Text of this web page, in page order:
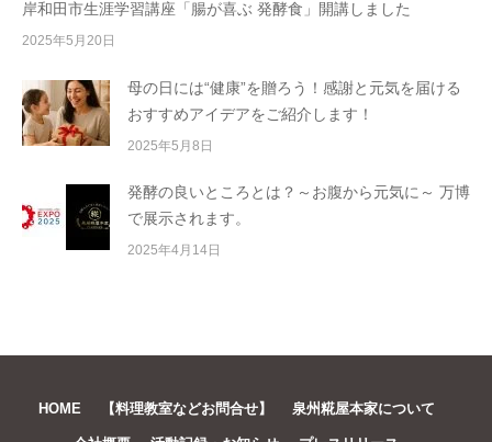
岸和田市生涯学習講座「腸が喜ぶ 発酵食」開講しました
2025年5月20日
母の日には“健康”を贈ろう！感謝と元気を届ける
おすすめアイデアをご紹介します！
2025年5月8日
発酵の良いところとは？～お腹から元気に～ 万博
で展示されます。
2025年4月14日
HOME 【料理教室などお問合せ】 泉州糀屋本家について